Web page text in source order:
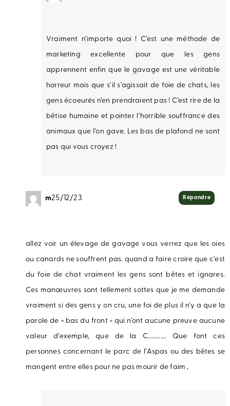
Vraiment n’importe quoi ! C’est une méthode de
marketing excellente pour que les gens
apprennent enfin que le gavage est une véritable
horreur mais que s’il s’agissait de foie de chats, les
gens écoeurés n’en prendraient pas ! C’est rire de la
bêtise humaine et pointer l’horrible souffrance des
animaux que l’on gave. Les bas de plafond ne sont
pas qui vous croyez !
m25/12/23
allez voir un élevage de gavage vous verrez que les oies
ou canards ne souffrent pas. quand a faire croire que c’est
du foie de chat vraiment les gens sont bêtes et ignares.
Ces manœuvres sont tellement sottes que je me demande
vraiment si des gens y on cru, une foi de plus il n’y a que la
parole de « bas du front » qui n’ont aucune preuve aucune
valeur d’exemple, que de la C…………. Que font ces
personnes concernant le parc de l’Aspas ou des bêtes se
mangent entre elles pour ne pas mourir de faim ,
Répondre